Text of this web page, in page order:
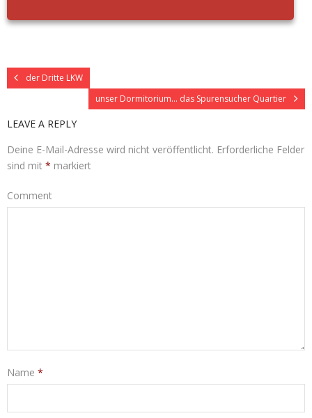
der Dritte LKW
unser Dormitorium… das Spurensucher Quartier
LEAVE A REPLY
Deine E-Mail-Adresse wird nicht veröffentlicht. Erforderliche Felder
sind mit * markiert
Comment
Name *